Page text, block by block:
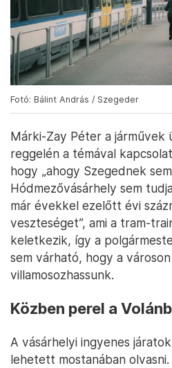
Fotó: Bálint András / Szegeder
Márki-Zay Péter a járművek
reggelén a témával
hogy „ahogy Szegednek
Hódmezővásárhely sem
már évekkel ezelőtt évi
veszteséget”, ami a tram-
keletkezik, így a
sem várható, hogy a
villamosozhassunk.
Közben perel a
A vásárhelyi ingyenes
lehetett mostanában